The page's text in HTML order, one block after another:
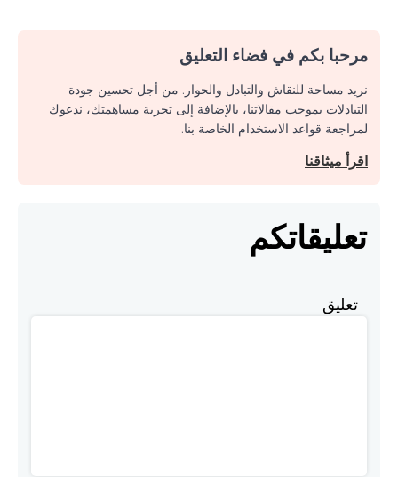
مرحبا بكم في فضاء التعليق
نريد مساحة للنقاش والتبادل والحوار. من أجل تحسين جودة
التبادلات بموجب مقالاتنا، بالإضافة إلى تجربة مساهمتك، ندعوك
لمراجعة قواعد الاستخدام الخاصة بنا.
اقرأ ميثاقنا
تعليقاتكم
تعليق